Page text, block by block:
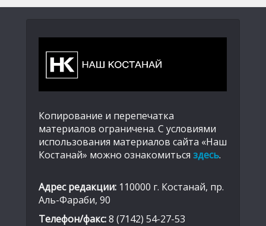
Копирование и перепечатка
материалов ограничена. С условиями
использования материалов сайта «Наш
Костанай» можно ознакомиться здесь.
Адрес редакции: 110000 г. Костанай, пр.
Аль-Фараби, 90
Телефон/факс:8 (7142) 54-27-53